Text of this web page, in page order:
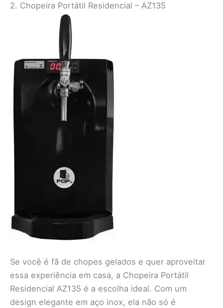
2. Chopeira Portátil Residencial – AZ135
Se você é fã de chopes gelados e quer aproveitar
essa experiência em casa, a Chopeira Portátil
Residencial AZ135 é a escolha ideal. Com um
design elegante em aço inox, ela não só é